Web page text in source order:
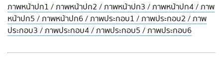
ภาพหน้าปก1 / ภาพหน้าปก2 / ภาพหน้าปก3 / ภาพหน้าปก4 / ภาพ
หน้าปก5 / ภาพหน้าปก6 / ภาพประกอบ1 / ภาพประกอบ2 / ภาพ
ประกอบ3 / ภาพประกอบ4 / ภาพประกอบ5 / ภาพประกอบ6